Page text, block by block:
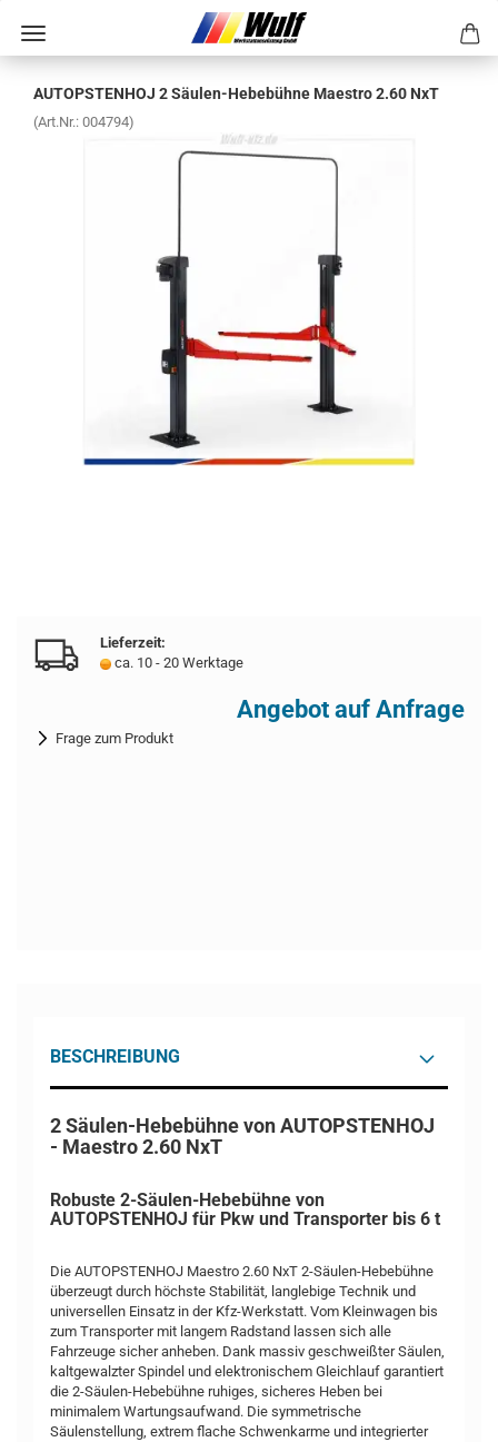
AUTOPS­TEN­HOJ 2 Säulen-​Hebebühne Ma­es­tro 2.60 NxT
(Art.Nr.: 004794)
Lieferzeit:
ca. 10 - 20 Werktage
Angebot auf Anfrage
Frage zum Produkt
BESCHREIBUNG
2 Säulen-Hebebühne von AUTOPSTENHOJ
- Maestro 2.60 NxT
Robuste 2-Säulen-Hebebühne von
AUTOPSTENHOJ für Pkw und Transporter bis 6 t
Die AUTOPSTENHOJ Maestro 2.60 NxT 2-Säulen-Hebebühne
überzeugt durch höchste Stabilität, langlebige Technik und
universellen Einsatz in der Kfz-Werkstatt. Vom Kleinwagen bis
zum Transporter mit langem Radstand lassen sich alle
Fahrzeuge sicher anheben. Dank massiv geschweißter Säulen,
kaltgewalzter Spindel und elektronischem Gleichlauf garantiert
die 2-Säulen-Hebebühne ruhiges, sicheres Heben bei
minimalem Wartungsaufwand. Die symmetrische
Säulenstellung, extrem flache Schwenkarme und integrierter